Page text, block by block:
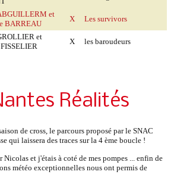
et
BARREAU
X Les survivors
et
X les baroudeurs
Réalités
de cross, le parcours proposé par le SNAC
qui laissera des traces sur la 4 ème boucle !
Nicolas et j'étais à coté de mes pompes ... enfin de
météo exceptionnelles nous ont permis de